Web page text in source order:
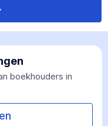
boekhouders in